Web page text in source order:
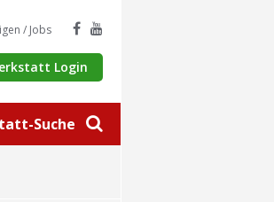
Suche
/ Jobs
Login